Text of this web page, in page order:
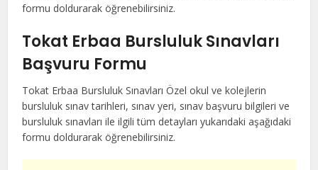
formu doldurarak öğrenebilirsiniz.
Tokat Erbaa Bursluluk Sınavları
Başvuru Formu
Tokat Erbaa Bursluluk Sınavları Özel okul ve kolejlerin
bursluluk sınav tarihleri, sınav yeri, sınav başvuru bilgileri ve
bursluluk sınavları ile ilgili tüm detayları yukarıdaki aşağıdaki
formu doldurarak öğrenebilirsiniz.